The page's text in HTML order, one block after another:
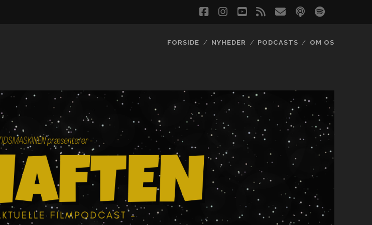
facebookinstagram
youtube
rss emailpodcastspotify
FORSIDE NYHEDER PODCASTS OM OS